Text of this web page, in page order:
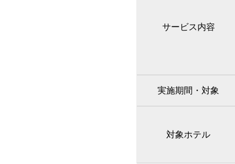
サービス内容
実施期間・対象
対象ホテル